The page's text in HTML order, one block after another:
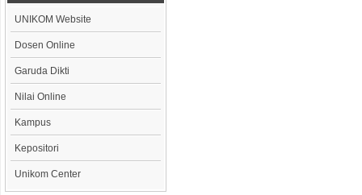
UNIKOM Website
Dosen Online
Garuda Dikti
Nilai Online
Kampus
Kepositori
Unikom Center